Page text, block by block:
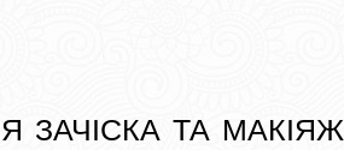
зачіска та макіяж